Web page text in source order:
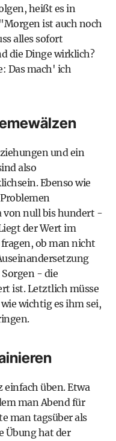
heißt es in
ist auch noch
alles sofort
die Dinge wirklich?
Das mach' ich
und ein
also
Ebenso wie
von null bis hundert -
der Wert im
ob man nicht
- die
ist. Letztlich müsse
wichtig es ihm sei,
einfach üben. Etwa
man Abend für
man tagsüber als
Übung hat der